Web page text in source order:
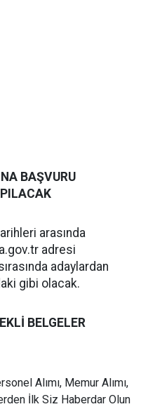
BAŞVURU
arasında
adresi
adaylardan
gibi olacak.
BELGELER
Alımı, Memur Alımı,
İlk Siz Haberdar Olun